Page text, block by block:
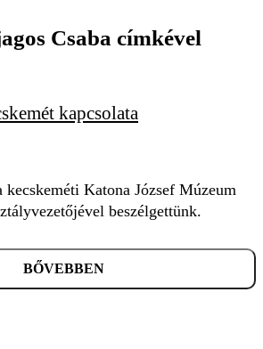
KERESÉS
Csaba címkével
kapcsolata
kecskeméti Katona József Múzeum
beszélgettünk.
BŐVEBBEN